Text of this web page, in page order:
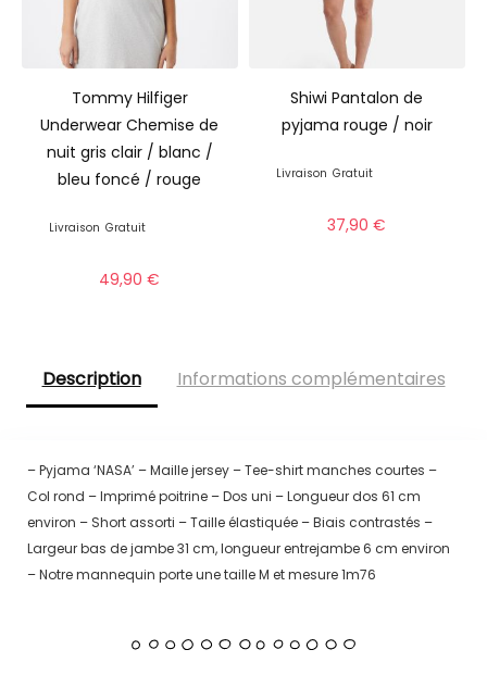
Tommy Hilfiger
Underwear Chemise de
nuit gris clair / blanc /
bleu foncé / rouge
Livraison Gratuit
49,90€
Shiwi Pantalon de
pyjama rouge / noir
Livraison Gratuit
37,90€
Description Informations complémentaires
– Pyjama ‘NASA’ – Maille jersey – Tee-shirt manches courtes –
Col rond – Imprimé poitrine – Dos uni – Longueur dos 61 cm
environ – Short assorti – Taille élastiquée – Biais contrastés –
Largeur bas de jambe 31 cm, longueur entrejambe 6 cm environ
– Notre mannequin porte une taille M et mesure 1m76